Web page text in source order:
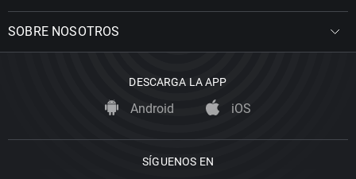
SOBRE NOSOTROS
DESCARGA LA APP
Android iOS
SÍGUENOS EN